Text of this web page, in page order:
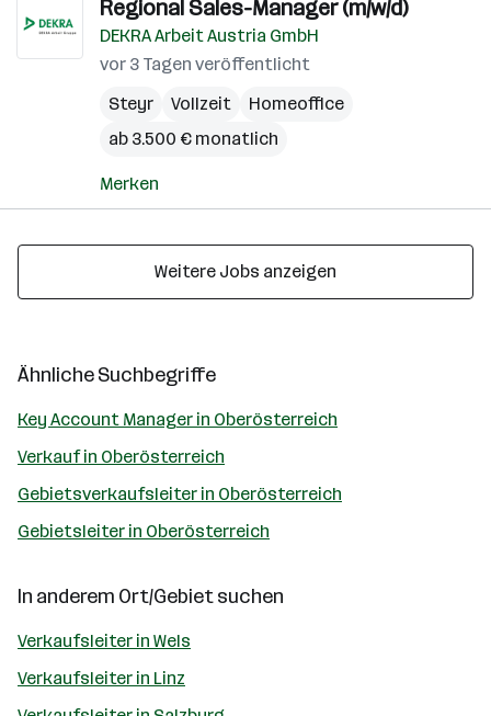
Regional Sales-Manager (m/w/d)
DEKRA Arbeit Austria GmbH
vor 3 Tagen veröffentlicht
Steyr
Vollzeit
Homeoffice
ab 3.500 € monatlich
Merken
Weitere Jobs anzeigen
Ähnliche Suchbegriffe
Key Account Manager in Oberösterreich
Verkauf in Oberösterreich
Gebietsverkaufsleiter in Oberösterreich
Gebietsleiter in Oberösterreich
In anderem Ort/Gebiet suchen
Verkaufsleiter in Wels
Verkaufsleiter in Linz